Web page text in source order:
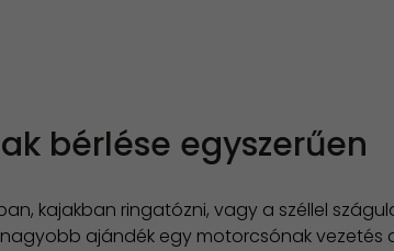
bérlése egyszerűen
kajakban ringatózni, vagy a széllel
ajándék egy motorcsónak vezetés